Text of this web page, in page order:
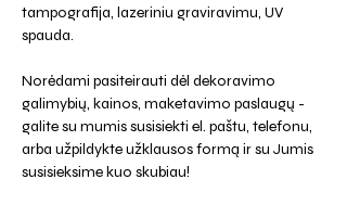
tampografija, lazeriniu graviravimu, UV
spauda.
Norėdami pasiteirauti dėl dekoravimo
galimybių, kainos, maketavimo paslaugų -
galite su mumis susisiekti el. paštu, telefonu,
arba užpildykte užklausos formą ir su Jumis
susisieksime kuo skubiau!